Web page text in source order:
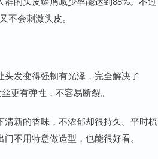
会刺激头皮。
发变得强韧有光泽，完全解决了
更有弹性，不容易断裂。
新的香味，不浓郁却很持久。平时梳
不用特意做造型，也能很好看。